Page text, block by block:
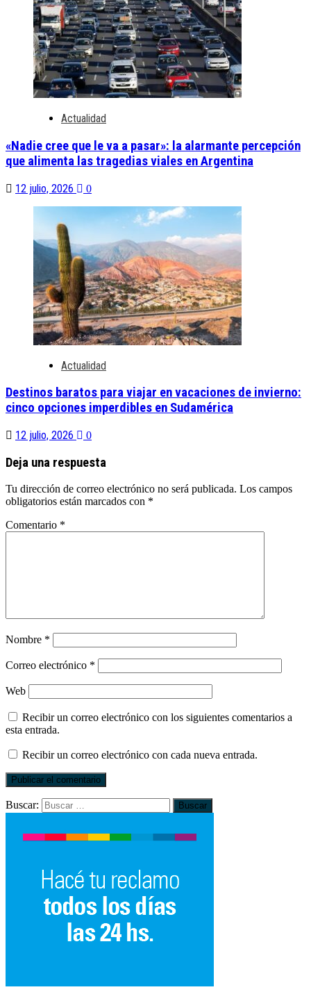
Actualidad
«Nadie cree que le va a pasar»: la alarmante percepción
que alimenta las tragedias viales en Argentina
12 julio, 2026 0
Actualidad
Destinos baratos para viajar en vacaciones de invierno:
cinco opciones imperdibles en Sudamérica
12 julio, 2026 0
Deja una respuesta
Tu dirección de correo electrónico no será publicada. Los campos
obligatorios están marcados con *
Comentario *
Nombre *
Correo electrónico *
Web
Recibir un correo electrónico con los siguientes comentarios a
esta entrada.
Recibir un correo electrónico con cada nueva entrada.
Buscar: